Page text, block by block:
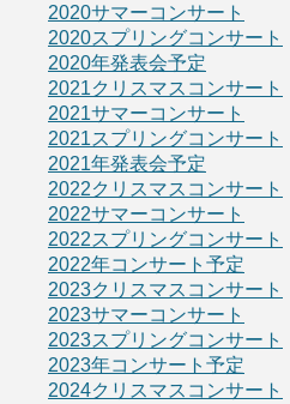
2020サマーコンサート
2020スプリングコンサート
2020年発表会予定
2021クリスマスコンサート
2021サマーコンサート
2021スプリングコンサート
2021年発表会予定
2022クリスマスコンサート
2022サマーコンサート
2022スプリングコンサート
2022年コンサート予定
2023クリスマスコンサート
2023サマーコンサート
2023スプリングコンサート
2023年コンサート予定
2024クリスマスコンサート